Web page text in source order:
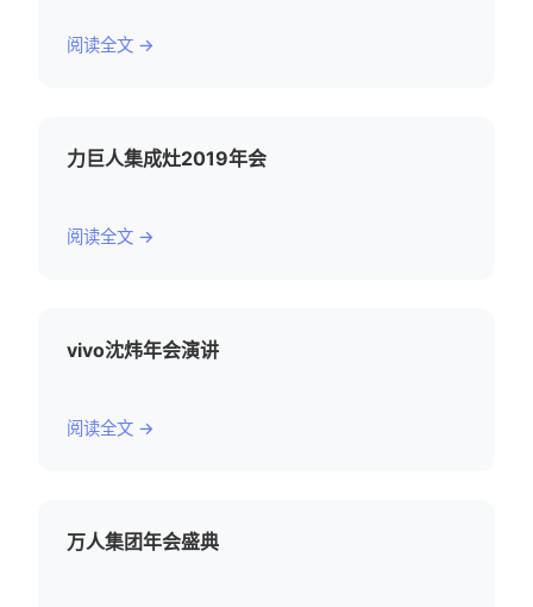
阅读全文 →
力巨人集成灶2019年会
阅读全文 →
vivo沈炜年会演讲
阅读全文 →
万人集团年会盛典